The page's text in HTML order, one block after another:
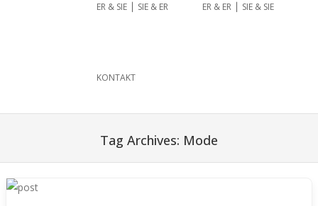
ER & SIE ⎪ SIE & ER ER & ER ⎪ SIE & SIE
KONTAKT
Tag Archives: Mode